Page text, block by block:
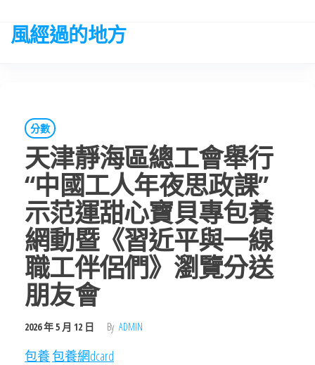
the
風經過的地方
分數
天津靜海區總工會舉行
“中國工人年夜思政課”
示范運甜心寶貝專包養
網動暨《習近平與一線
職工伴侶們》瀏覽分送
朋友會
2026 年 5 月 12 日 By ADMIN
包養包養網dcard